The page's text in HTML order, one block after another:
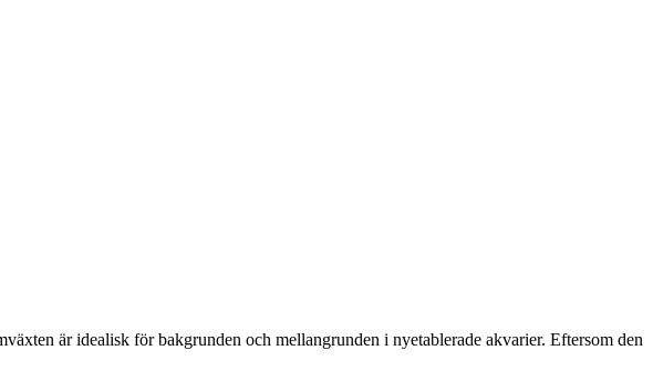
är idealisk för bakgrunden och mellangrunden i nyetablerade akvarier. Eftersom den